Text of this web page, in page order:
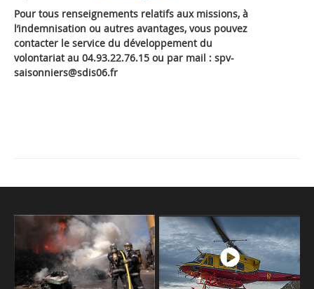
Pour tous renseignements relatifs aux missions, à
l’indemnisation ou autres avantages, vous pouvez
contacter le service du développement du
volontariat au 04.93.22.76.15 ou par mail : spv-
saisonniers@sdis06.fr